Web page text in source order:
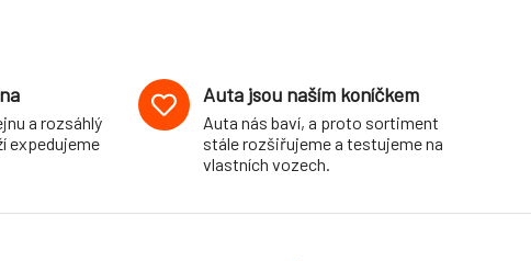
a rozsáhlý
expedujeme
Auta jsou naším koníčkem
Auta nás baví, a proto sortiment
stále rozšiřujeme a testujeme na
vlastních vozech.